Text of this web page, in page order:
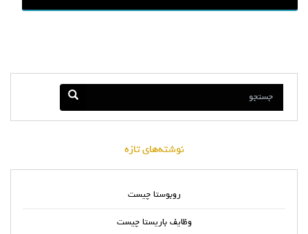
نوشته‌های تازه
روبوستا چیست
وظایف باریستا چیست